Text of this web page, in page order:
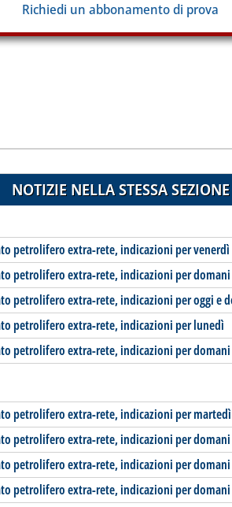
Richiedi un abbonamento di prova
NOTIZIE NELLA STESSA SEZIONE
petrolifero extra-rete, indicazioni per venerdì
petrolifero extra-rete, indicazioni per domani
petrolifero extra-rete, indicazioni per oggi e
petrolifero extra-rete, indicazioni per lunedì
petrolifero extra-rete, indicazioni per domani
petrolifero extra-rete, indicazioni per martedì
petrolifero extra-rete, indicazioni per domani
petrolifero extra-rete, indicazioni per domani
petrolifero extra-rete, indicazioni per domani